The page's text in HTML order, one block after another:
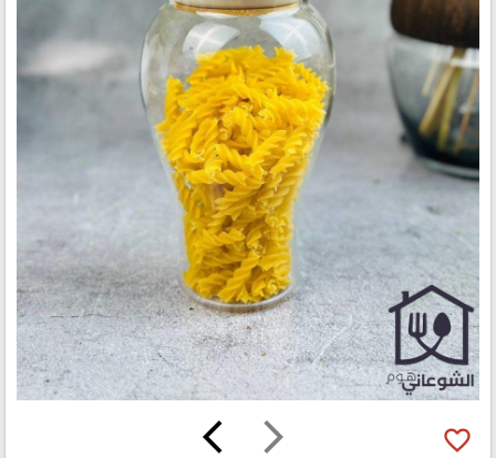
arrow_forward_ios
arrow_back_ios favorite_border